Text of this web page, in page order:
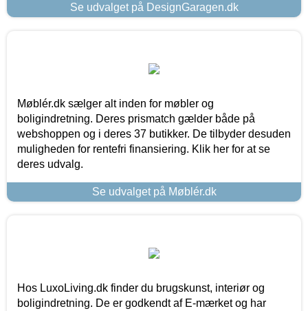
Se udvalget på DesignGaragen.dk
Møblér.dk sælger alt inden for møbler og
boligindretning. Deres prismatch gælder både på
webshoppen og i deres 37 butikker. De tilbyder desuden
muligheden for rentefri finansiering. Klik her for at se
deres udvalg.
Se udvalget på Møblér.dk
Hos LuxoLiving.dk finder du brugskunst, interiør og
boligindretning. De er godkendt af E-mærket og har